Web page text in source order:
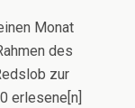
Monat
des
zur
erlesene[n]